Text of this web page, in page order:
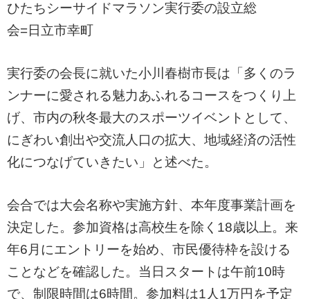
ひたちシーサイドマラソン実行委の設立総
会=日立市幸町
実行委の会長に就いた小川春樹市長は「多くのラ
ンナーに愛される魅力あふれるコースをつくり上
げ、市内の秋冬最大のスポーツイベントとして、
にぎわい創出や交流人口の拡大、地域経済の活性
化につなげていきたい」と述べた。
会合では大会名称や実施方針、本年度事業計画を
決定した。参加資格は高校生を除く18歳以上。来
年6月にエントリーを始め、市民優待枠を設ける
ことなどを確認した。当日スタートは午前10時
で、制限時間は6時間。参加料は1人1万円を予定